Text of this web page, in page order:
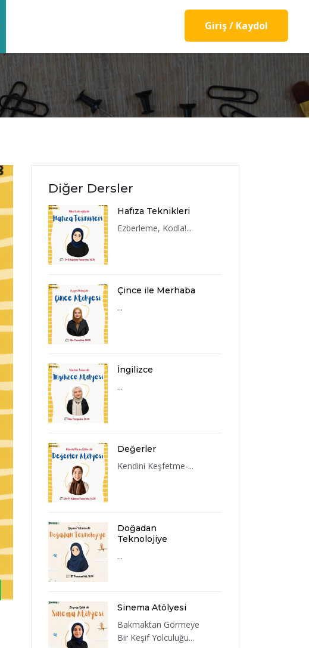
Giriş / Kaydol
Diğer Dersler
Hafıza Teknikleri
Ezberleme, Kodla!...
Çince ile Merhaba
...
İngilizce
...
Değerler
Kendini Keşfetme-...
Doğadan
Teknolojiye
...
Sinema Atölyesi
Bakmaktan Görmeye
Bir Keşif Yolculuğu...